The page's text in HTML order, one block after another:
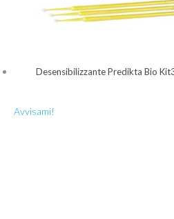
Desensibilizzante Predikta Bio
Avvisami!